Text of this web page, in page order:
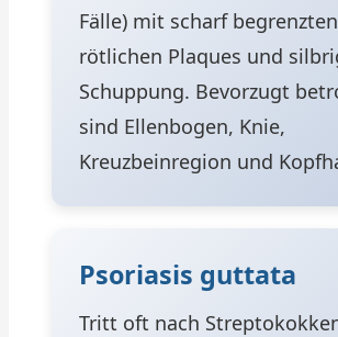
Fälle) mit scharf
rötlichen Plaques und
Schuppung. Bevorzugt
sind Ellenbogen, Knie,
Kreuzbeinregion und
Psoriasis guttata
Tritt oft nach